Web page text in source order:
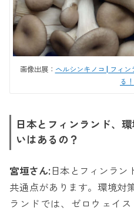
画像出展： ヘルシンキノコ | フィ
る！
日本とフィンランド、
いはあるの？
宮垣さん:日本とフィンラン
共通点があります。環境対
ランドでは、ゼロウェイ